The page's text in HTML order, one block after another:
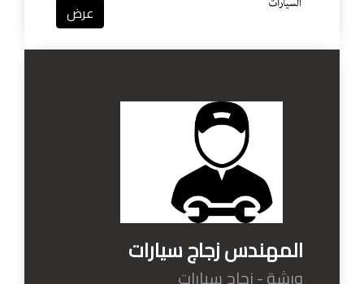
عرض
المهندس زجاج سيارات
ورشة - زجاج سيارات